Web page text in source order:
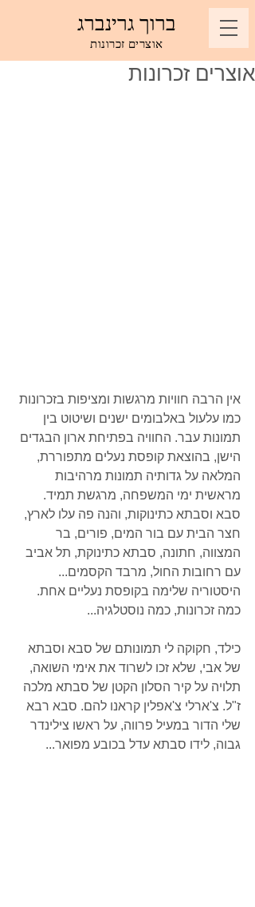
ברוך גרינברג
אוצרים זכרונות
אוצרים זכרונות
אין הרבה חוויות מרגשות ומציפות בזכרונות
כמו עלעול באלבומים ישנים ושיטוט בין
תמונות עבר. החוויה בפתיחת ארון הבגדים
הישן, בהוצאת קופסת נעלים מתפוררת,
המלאה על גדותיה תמונות מרהיבות
מראשית ימי המשפחה, מרגשת תמיד.
סבא וסבתא כתינוקות, והנה פה עלו לארץ,
חצר הבית עם בור המים, פורים, בר
המצווה, חתונה, סבתא כתינוקת, תל אביב
עם רחובות החול, מרבד הקסמים...
היסטוריה שלימה בקופסת נעליים אחת.
כמה זכרונות, כמה נוסטלגיה...
כילד, חקוקה לי תמונותם של סבא וסבתא
של אבי, שלא זכו לשרוד את אימי השואה,
תלויה על קיר הסלון הקטן של סבתא מלכה
ז"ל. צ'ארלי צ'אפלין קראנו להם. סבא רבא
שלי הדור במעיל פרווה, על ראשו צילינדר
גבוה, לידו סבתא עדל בכובע מפואר...